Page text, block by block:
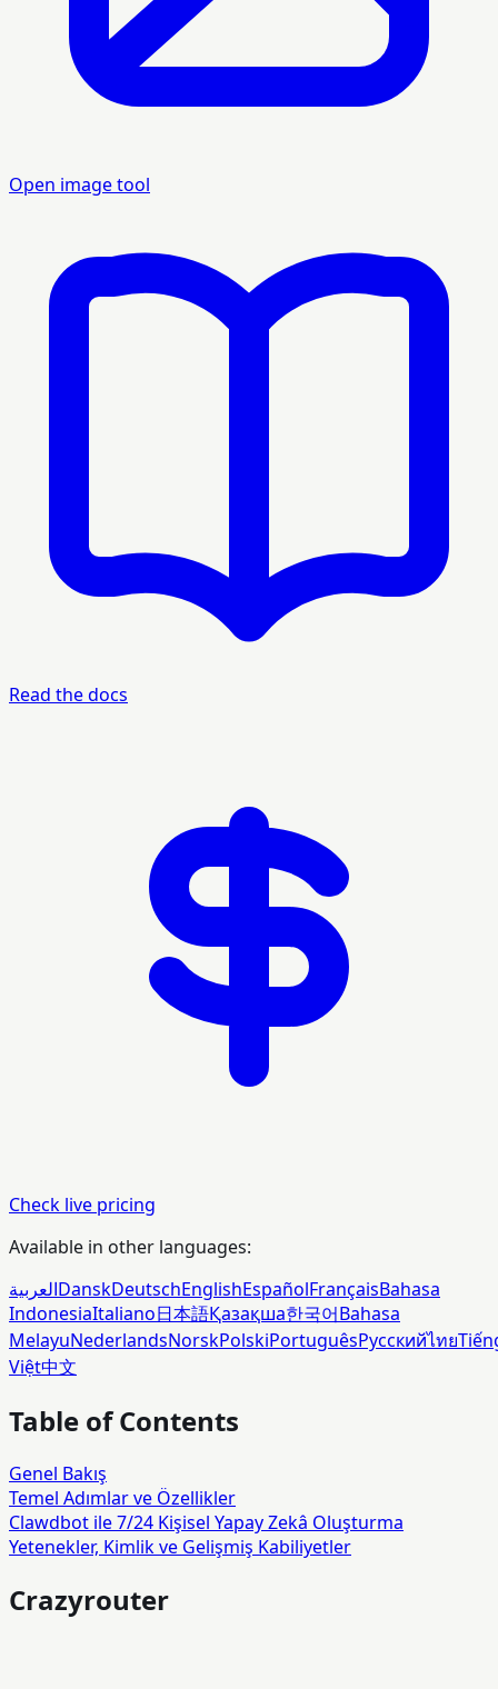
Open image tool
Read the docs
Check live pricing
Available in other languages:
العربيةDanskDeutschEnglishEspañolFrançaisBahasa
IndonesiaItaliano日本語Қазақша한국어Bahasa
MelayuNederlandsNorskPolskiPortuguêsРусскийไทย
Việt中文
Table of Contents
Genel Bakış
Temel Adımlar ve Özellikler
Clawdbot ile 7/24 Kişisel Yapay Zekâ Oluşturma
Yetenekler, Kimlik ve Gelişmiş Kabiliyetler
Crazyrouter